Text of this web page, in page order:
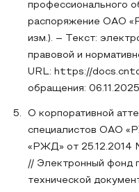
профессионального
распоряжение ОАО
изм.). – Текст:
правовой и
URL: https://
обращения:
О корпоративной
специалистов ОАО
«РЖД» от 25.12.2014
// Электронный фонд
технической